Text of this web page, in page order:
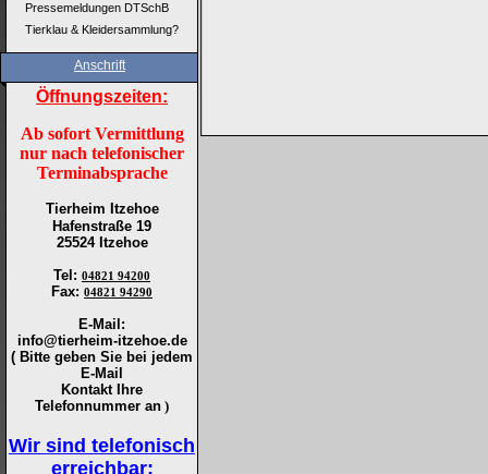
Pressemeldungen DTSchB
Tierklau & Kleidersammlung?
Anschrift
Öffnungszeiten:
Ab sofort Vermittlung
nur nach telefonischer
Terminabsprache
Tierheim Itzehoe
Hafenstraße 19
25524 Itzehoe
Tel : 04821 94200
Fax: 04821 94290
E-Mail:
info@tierheim-itzehoe.de
( Bitte geben Sie bei jedem
E-Mail
Kontakt Ihre
Telefonnummer an )
Wir sind telefonisch
erreichbar: